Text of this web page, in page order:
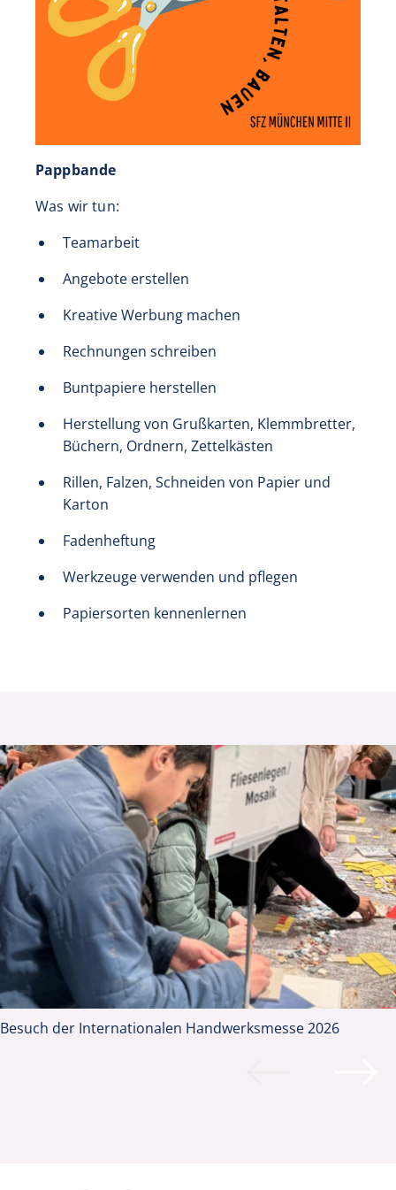
Pappbande
Was wir tun:
Teamarbeit
Angebote erstellen
Kreative Werbung machen
Rechnungen schreiben
Buntpapiere herstellen
Herstellung von Grußkarten, Klemmbretter,
Büchern, Ordnern, Zettelkästen
Rillen, Falzen, Schneiden von Papier und
Karton
Fadenheftung
Werkzeuge verwenden und pflegen
Papiersorten kennenlernen
Besuch der Internationalen Handwerksmesse 2026